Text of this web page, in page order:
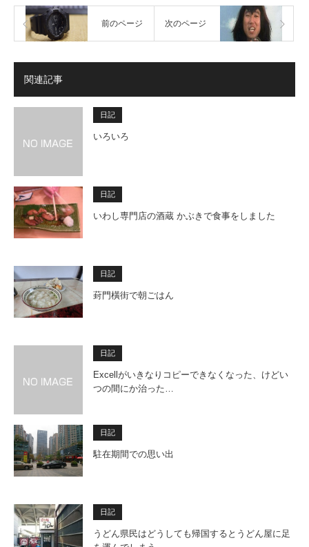
前のページ 次のページ
関連記事
日記
いろいろ
日記
いわし専門店の酒蔵 かぶきで食事をしました
日記
葑門橫街で朝ごはん
日記
Excellがいきなりコピーできなくなった、けどい
つの間にか治った…
日記
駐在期間での思い出
日記
うどん県民はどうしても帰国するとうどん屋に足